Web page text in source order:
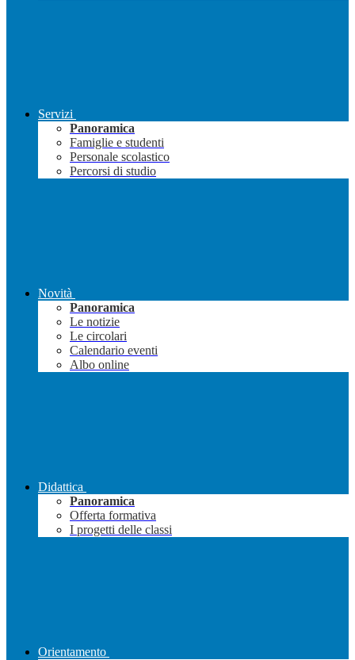
Servizi
Panoramica
Famiglie e studenti
Personale scolastico
Percorsi di studio
Novità
Panoramica
Le notizie
Le circolari
Calendario eventi
Albo online
Didattica
Panoramica
Offerta formativa
I progetti delle classi
Orientamento